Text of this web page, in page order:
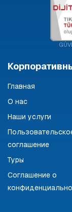
Главная
О нас
Наши услуги
соглашение
Туры
Соглашение о